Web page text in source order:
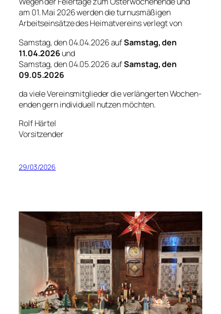
am 01. Mai 2026 werden die turnusmäßigen
Arbeitseinsätze des Heimatvereins verlegt von
Samstag, den 04.04.2026 aufSamstag, den
11.04.2026und
Samstag, den 04.05.2026 aufSamstag, den
09.05.2026
da viele Vereinsmitglieder die verlängerten Wochen-
enden gern individuell nutzen möchten.
Rolf Härtel
Vorsitzender
29/03/2026